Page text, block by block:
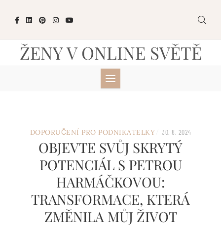
ŽENY V ONLINE SVĚTĚ
DOPORUČENÍ PRO PODNIKATELKY 30. 8. 2024
OBJEVTE SVŮJ SKRYTÝ
POTENCIÁL S PETROU
HARMÁČKOVOU:
TRANSFORMACE, KTERÁ
ZMĚNILA MŮJ ŽIVOT